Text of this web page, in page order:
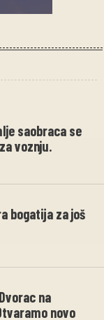
saobraca se
voznju.
bogatija za još
na
novo